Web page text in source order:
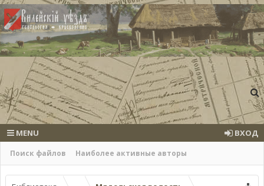
Поиск файлов Наиболее активные авторы
MENU ВХОД